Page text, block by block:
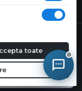
toate